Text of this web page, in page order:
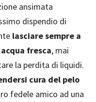
ansimata
dispendio di
lasciare sempre a
fresca, mai
la perdita di liquidi.
cura del pelo
fedele amico ad una